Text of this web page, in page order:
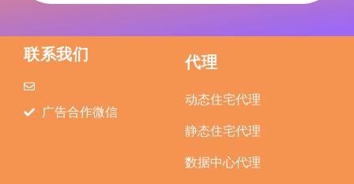
联系我们
广告合作微信
代理
动态住宅代理
静态住宅代理
数据中心代理